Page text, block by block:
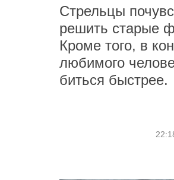
Стрельцы
решить старые
Кроме того, в
любимого
биться быстрее.